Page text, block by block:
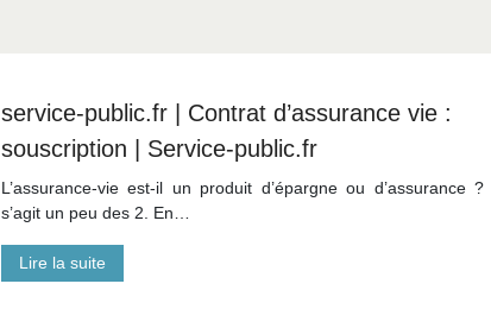
service-public.fr | Contrat d’assurance vie :
souscription | Service-public.fr
L’assurance-vie est-il un produit d’épargne ou d’assurance ?
s’agit un peu des 2. En…
Lire la suite